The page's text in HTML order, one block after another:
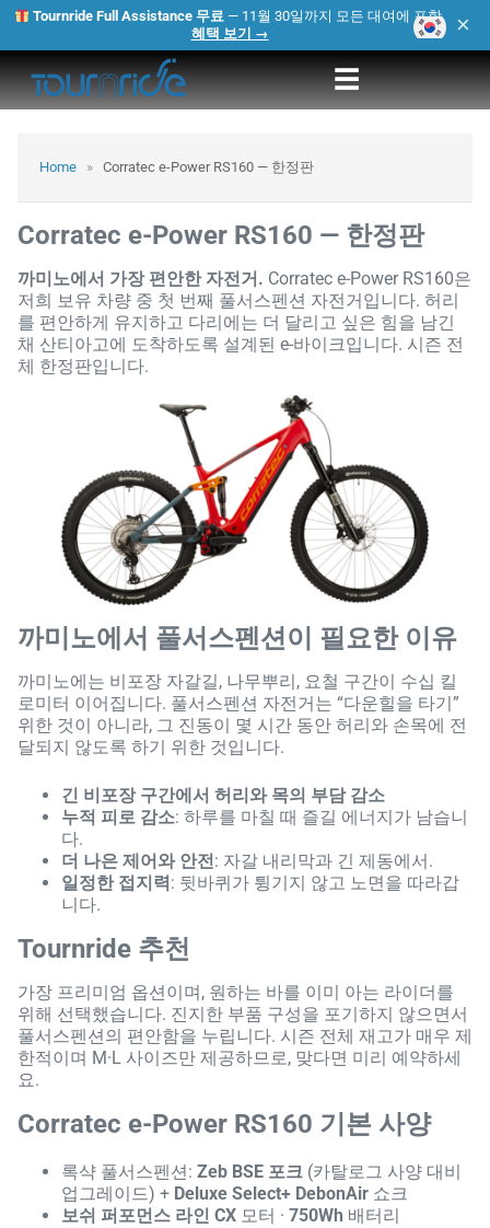
Tournride Full Assistance 무료 — 11월 30일까지 모든 대여에 포함.
혜택 보기 →
×
☰
Home » Corratec e-Power RS160 — 한정판
Corratec e-Power RS160 — 한정판
까미노에서 가장 편안한 자전거. Corratec e-Power RS160은
저희 보유 차량 중 첫 번째 풀서스펜션 자전거입니다. 허리
를 편안하게 유지하고 다리에는 더 달리고 싶은 힘을 남긴
채 산티아고에 도착하도록 설계된 e-바이크입니다. 시즌 전
체 한정판입니다.
까미노에서 풀서스펜션이 필요한 이유
까미노에는 비포장 자갈길, 나무뿌리, 요철 구간이 수십 킬
로미터 이어집니다. 풀서스펜션 자전거는 “다운힐을 타기”
위한 것이 아니라, 그 진동이 몇 시간 동안 허리와 손목에 전
달되지 않도록 하기 위한 것입니다.
긴 비포장 구간에서 허리와 목의 부담 감소
누적 피로 감소: 하루를 마칠 때 즐길 에너지가 남습니
다.
더 나은 제어와 안전: 자갈 내리막과 긴 제동에서.
일정한 접지력: 뒷바퀴가 튕기지 않고 노면을 따라갑
니다.
Tournride 추천
가장 프리미엄 옵션이며, 원하는 바를 이미 아는 라이더를
위해 선택했습니다. 진지한 부품 구성을 포기하지 않으면서
풀서스펜션의 편안함을 누립니다. 시즌 전체 재고가 매우 제
한적이며 M·L 사이즈만 제공하므로, 맞다면 미리 예약하세
요.
Corratec e-Power RS160 기본 사양
록샥 풀서스펜션: Zeb BSE 포크 (카탈로그 사양 대비
업그레이드) + Deluxe Select+ DebonAir 쇼크
보쉬 퍼포먼스 라인 CX 모터 · 750Wh 배터리